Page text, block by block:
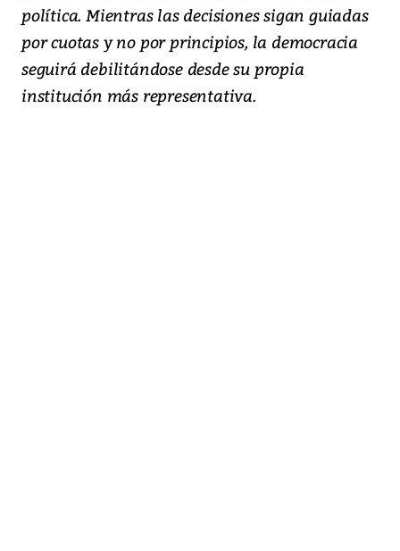
política. Mientras las decisiones sigan guiadas
por cuotas y no por principios, la democracia
seguirá debilitándose desde su propia
institución más representativa.